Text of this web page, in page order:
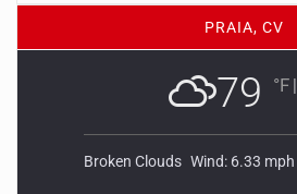
PRAIA, CV
79 °F |
Broken Clouds Wind: 6.33 mph